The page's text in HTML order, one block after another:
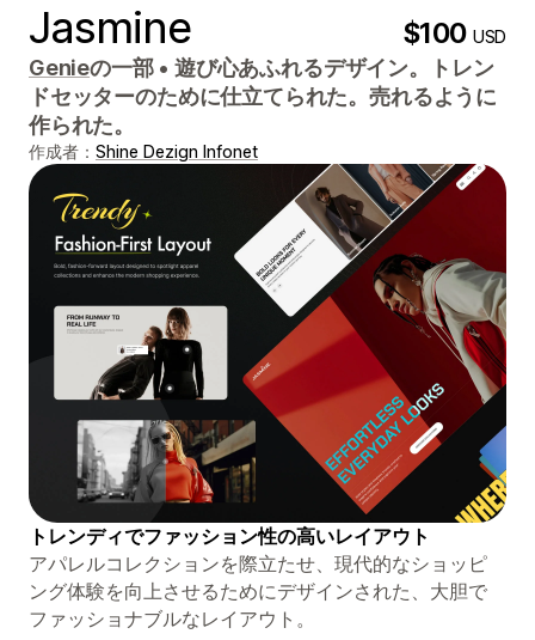
Jasmine $100USD
Genieの一部 • 遊び心あふれるデザイン。トレン
ドセッターのために仕立てられた。売れるように
作られた。
作成者： Shine Dezign Infonet
トレンディでファッション性の高いレイアウト
アパレルコレクションを際立たせ、現代的なショッピ
ング体験を向上させるためにデザインされた、大胆で
ファッショナブルなレイアウト。